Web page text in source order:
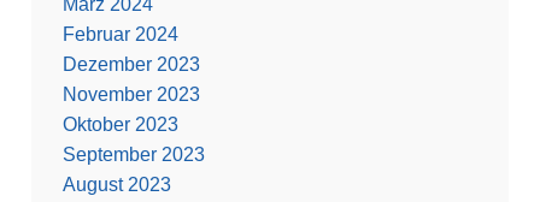
Februar 2024
Dezember 2023
November 2023
Oktober 2023
September 2023
August 2023